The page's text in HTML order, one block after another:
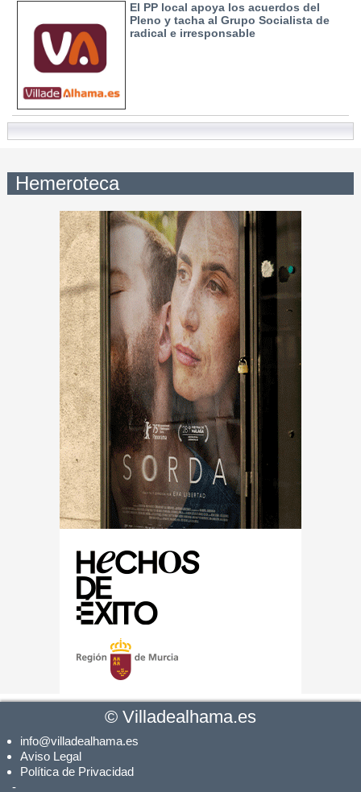
El PP local apoya los acuerdos del
Pleno y tacha al Grupo Socialista de
radical e irresponsable
Hemeroteca
© Villadealhama.es
info@villadealhama.es
Aviso Legal
Política de Privacidad
-